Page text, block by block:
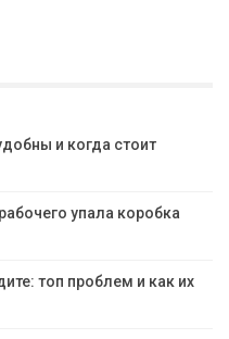
и когда стоит
упала коробка
топ проблем и как их